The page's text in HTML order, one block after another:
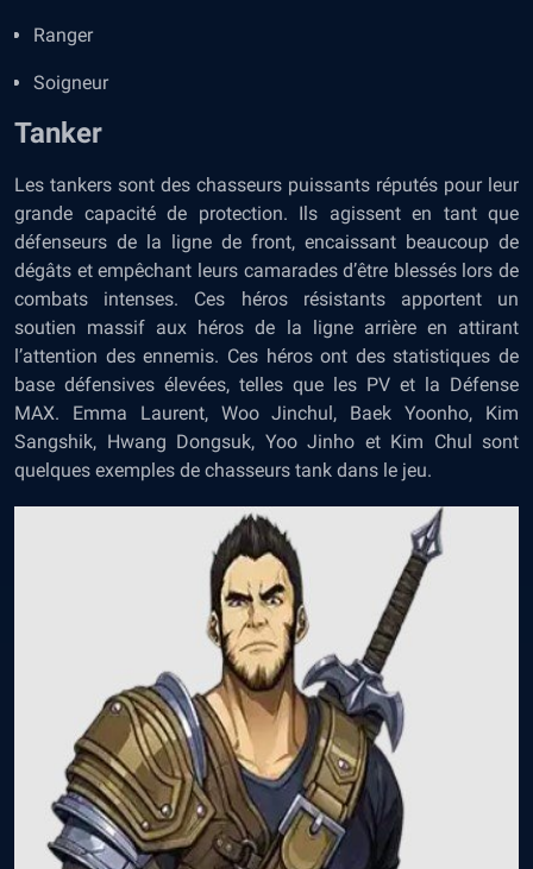
Ranger
Soigneur
Tanker
Les tankers sont des chasseurs puissants réputés pour leur
grande capacité de protection. Ils agissent en tant que
défenseurs de la ligne de front, encaissant beaucoup de
dégâts et empêchant leurs camarades d’être blessés lors de
combats intenses. Ces héros résistants apportent un
soutien massif aux héros de la ligne arrière en attirant
l’attention des ennemis. Ces héros ont des statistiques de
base défensives élevées, telles que les PV et la Défense
MAX. Emma Laurent, Woo Jinchul, Baek Yoonho, Kim
Sangshik, Hwang Dongsuk, Yoo Jinho et Kim Chul sont
quelques exemples de chasseurs tank dans le jeu.